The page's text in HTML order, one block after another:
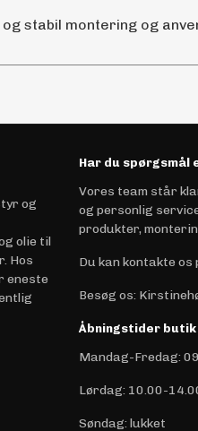
stabil montering og
og
olie til
Hos
eneste
Har du
Vores team står
og personlig
produkter,
Du kan kontakte os
Besøg os:
Åbningstider butik
Mandag-Fredag:
Lørdag: 10.00-
Søndag: lukket